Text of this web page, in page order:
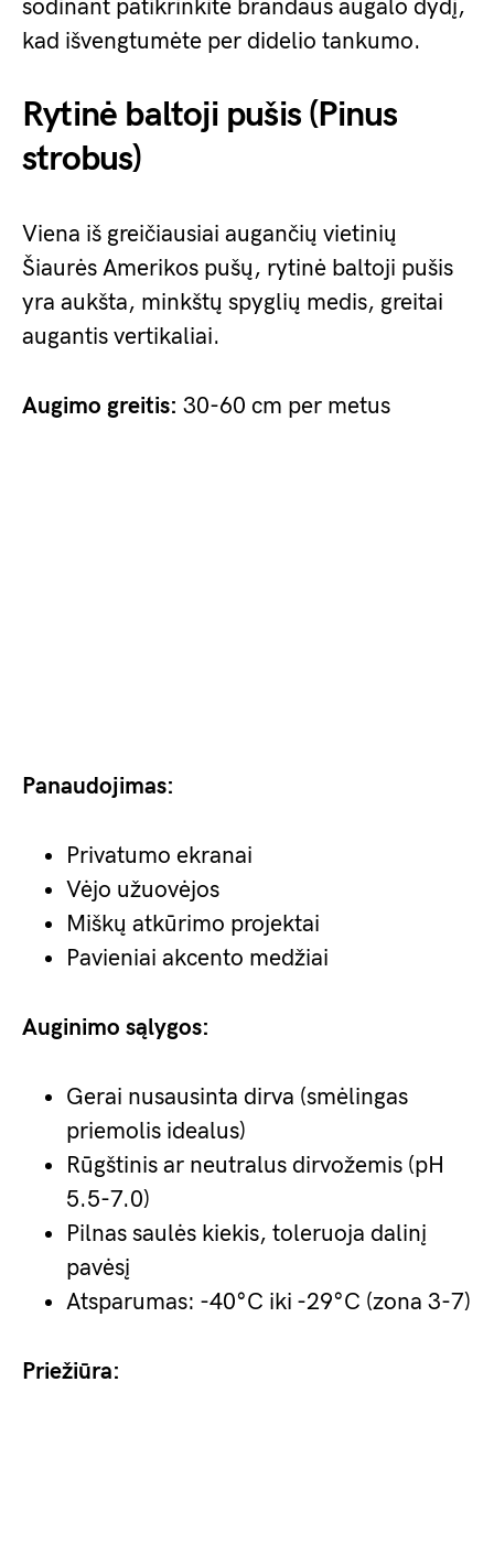
sodinant patikrinkite brandaus augalo dydį,
kad išvengtumėte per didelio tankumo.
Rytinė baltoji pušis (Pinus
strobus)
Viena iš greičiausiai augančių vietinių
Šiaurės Amerikos pušų, rytinė baltoji pušis
yra aukšta, minkštų spyglių medis, greitai
augantis vertikaliai.
Augimo greitis: 30-60 cm per metus
Panaudojimas:
Privatumo ekranai
Vėjo užuovėjos
Miškų atkūrimo projektai
Pavieniai akcento medžiai
Auginimo sąlygos:
Gerai nusausinta dirva (smėlingas
priemolis idealus)
Rūgštinis ar neutralus dirvožemis (pH
5.5-7.0)
Pilnas saulės kiekis, toleruoja dalinį
pavėsį
Atsparumas: -40°C iki -29°C (zona 3-7)
Priežiūra: